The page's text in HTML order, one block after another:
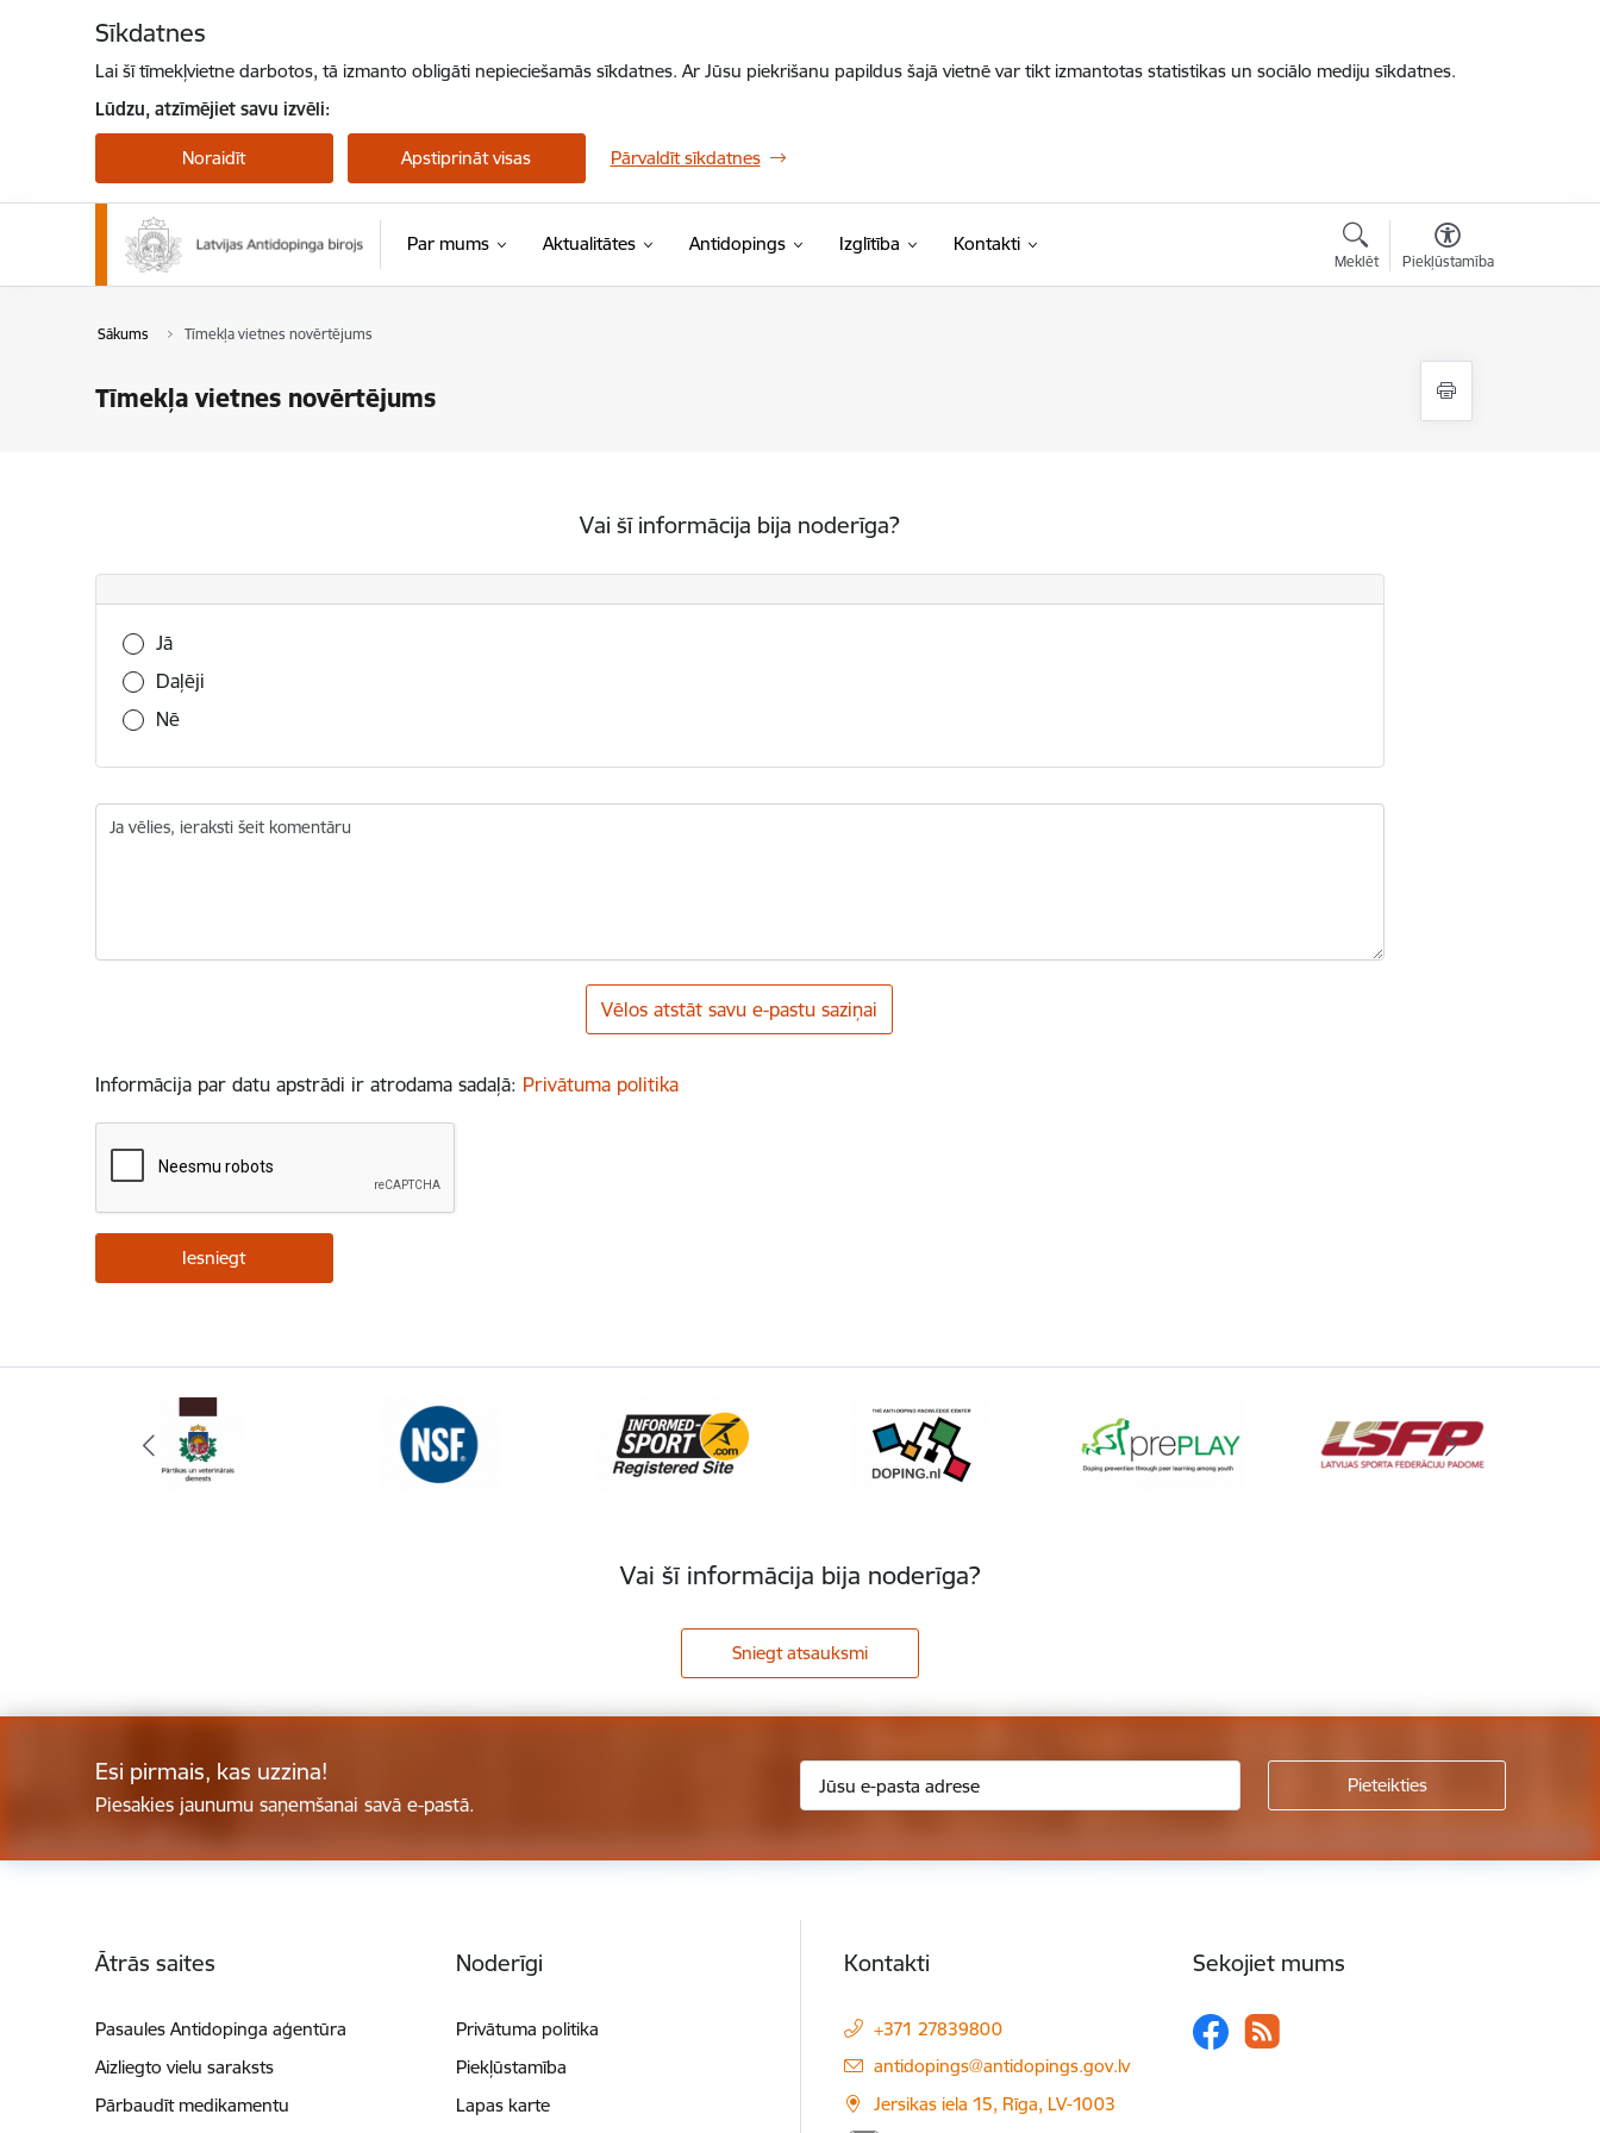
Sīkdatnes
Lai šī tīmekļvietne darbotos, tā izmanto obligāti nepieciešamās sīkdatnes. Ar Jūsu piekrišanu papildus šajā vietnē var tikt izmantotas statistikas un sociālo mediju sīkdatnes.
Lūdzu, atzīmējiet savu izvēli:
Noraidīt Apstiprināt visas Pārvaldīt sīkdatnes
Par mums Aktualitātes Antidopings Izglītība Kontakti
Meklēt Piekļūstamība
Sākums Tīmekļa vietnes novērtējums
Tīmekļa vietnes novērtējums
Vai šī informācija bija noderīga?
Vai šī informācija bija noderīga?
Jā
Daļēji
Nē
Ja vēlies, ieraksti šeit komentāru
Vēlos atstāt savu e-pastu saziņai
Informācija par datu apstrādi ir atrodama sadaļā: Privātuma politika
Vai šī informācija bija noderīga?
Sniegt atsauksmi
Esi pirmais, kas uzzina!
Piesakies jaunumu saņemšanai savā e-pastā.
Ātrās saites
Pasaules Antidopinga aģentūra
Aizliegto vielu saraksts
Pārbaudīt medikamentu
Noderīgi
Privātuma politika
Piekļūstamība
Lapas karte
Kontakti
+371 27839800
E-pasts:
antidopings@antidopings.gov.lv
Jersikas iela 15, Rīga, LV-1003
Sekojiet mums